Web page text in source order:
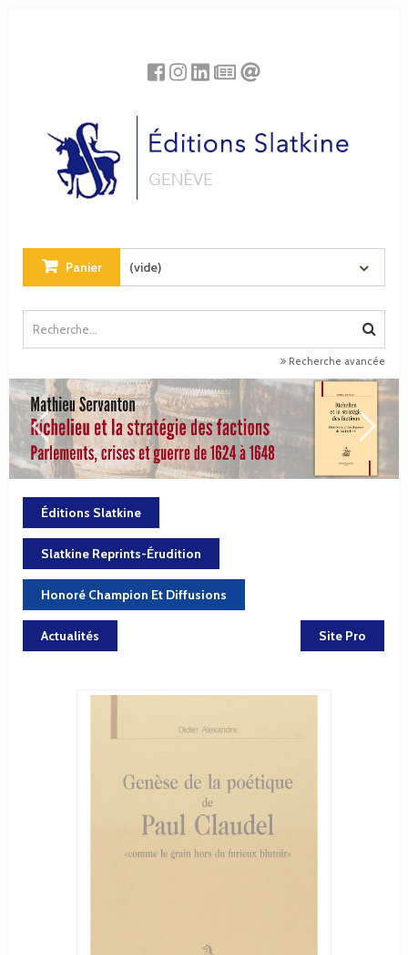
Panier (vide)
Recherche avancée
Éditions Slatkine
Slatkine Reprints-Érudition
Honoré Champion Et Diffusions
Actualités Site Pro